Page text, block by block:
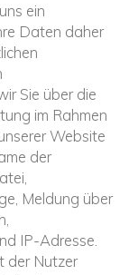
ein
Daten daher
Sie über die
im Rahmen
Website
der
Meldung über
IP-Adresse.
der Nutzer